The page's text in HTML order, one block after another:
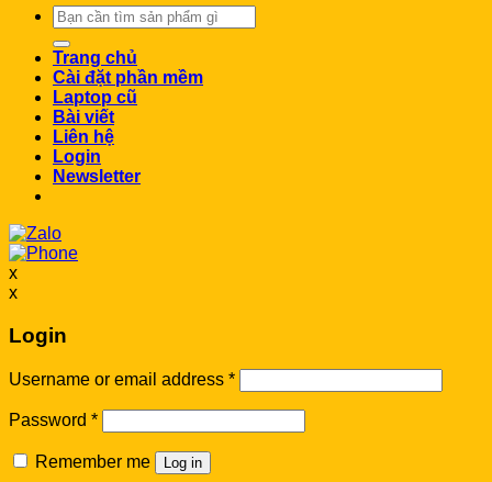
Search
for:
Trang chủ
Cài đặt phần mềm
Laptop cũ
Bài viết
Liên hệ
Login
Newsletter
x
x
Login
Username or email address *
Password *
Remember me Log in